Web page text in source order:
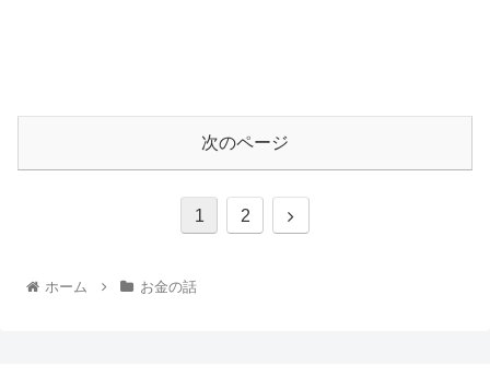
次のページ
1 2
ホーム お金の話